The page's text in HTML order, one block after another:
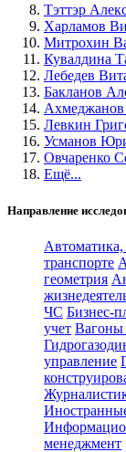
Тэттэр
Харламов
Митрохин
Кувалдина
Лебедев
Бакланов
Ахмеджанов
Левкин
Усманов
Овчаренко
Ещё...
Направление
Автоматика,
транспорте
геометрия
ЧС Бизнес-
учет Вагоны
управление
менеджмент